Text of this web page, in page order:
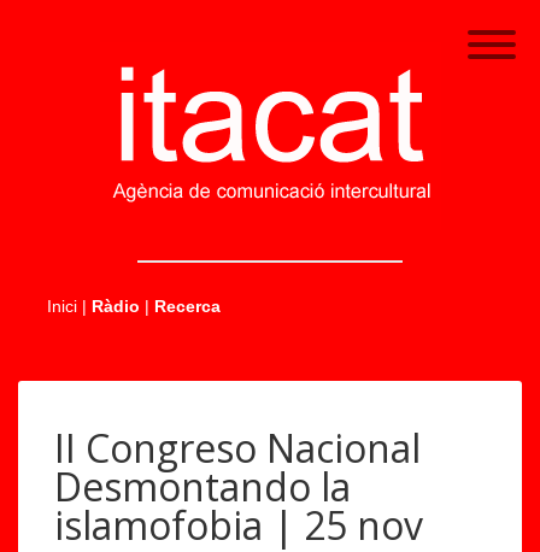
Inici | Ràdio | Recerca
II Congreso Nacional
Desmontando la
islamofobia | 25 nov